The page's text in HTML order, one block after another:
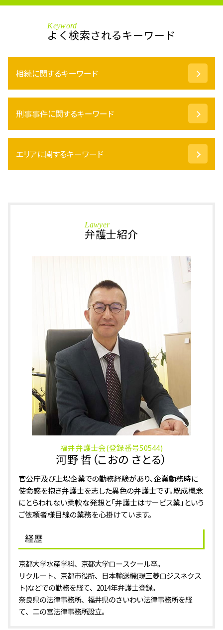
Keyword
よく検索されるキーワード
相続に関するキーワード
土地 相続 手続き
土地 相続 名義変更
遺言執行者 義務
相続人 調査 費用
公正証書遺言 効力
自筆証書遺言 要件
法定後見 制度
刑事事件に関するキーワード
事情聴取 取り調べ
傷害罪 慰謝料
盗撮 示談金 慰謝料 相場
強制わいせつ罪
窃盗 時効 何年
暴行罪 傷害罪 違い
器物損壊 罪
エリアに関するキーワード
刑事事件 小松市 弁護士
刑事事件 坂井市 弁護士
刑事事件 大野市 弁護士
刑事事件 あわら市 相談
刑事事件 加賀市 相談
相続 加賀市 弁護士
相続 鯖江市 弁護士
刑事事件 あわら市 弁護士
刑事事件 越前市 弁護士
相続 大野市 弁護士
相続 あわら市 相談
刑事事件 坂井市 相談
刑事事件 加賀市 弁護士
相続 小松市 相談
相続 小松市 弁護士
Lawyer
弁護士紹介
福井弁護士会(登録番号50544)
河野 哲（こおの さとる）
官公庁及び上場企業での勤務経験があり、企業勤務時に
使命感を抱き弁護士を志した異色の弁護士です。既成概念
にとらわれない柔軟な発想と「弁護士はサービス業」という
ご依頼者様目線の業務を心掛けています。
経歴
京都大学水産学科、京都大学ロースクール卒。
リクルート、京都市役所、日本輸送機(現三菱ロジスネクス
ト)などでの勤務を経て、2014年弁護士登録。
奈良県の法律事務所、福井県のさいわい法律事務所を経
て、二の宮法律事務所設立。